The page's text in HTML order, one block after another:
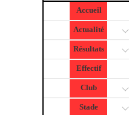
Accueil
Actualité
Résultats
Effectif
Club
Stade